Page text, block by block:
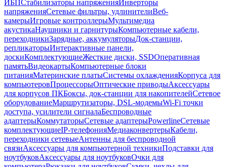
ИБПСтабилизаторы напряженияИнверторы
напряженияСетевые фильтры, удлинителиВеб-
камерыИгровые контроллерыМультимедиа
акустикаНаушники и гарнитурыКомпьютерные кабели,
переходникиЗарядные, аккумуляторыДок-станции,
репликаторыИнтерактивные панели,
доскиКомплектующиеЖесткие диски, SSDОперативная
памятьВидеокартыКомпьютерные блоки
питанияМатеринские платыСистемы охлажденияКорпуса для
компьютеровПроцессорыОптические приводыАксессуары
для корпусов ПКБоксы, док-станции для накопителейСетевое
оборудованиеМаршрутизаторы, DSL-модемыWi-Fi точки
доступа, усилители сигналаБеспроводные
адаптерыКоммутаторыСетевые адаптерыPowerlineСетевые
комплектующиеIP-телефонияМедиаконвертерыКабели,
переходники сетевыеАнтенны для беспроводной
связиАксессуары для компьютерной техникиПодставки для
ноутбуковАксессуары для ноутбуковОчки для